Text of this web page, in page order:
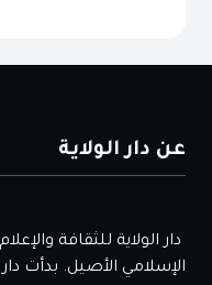
عن دار الولاية
دار الولاية للثقافة
الإسلامي الأصيل. بدأت